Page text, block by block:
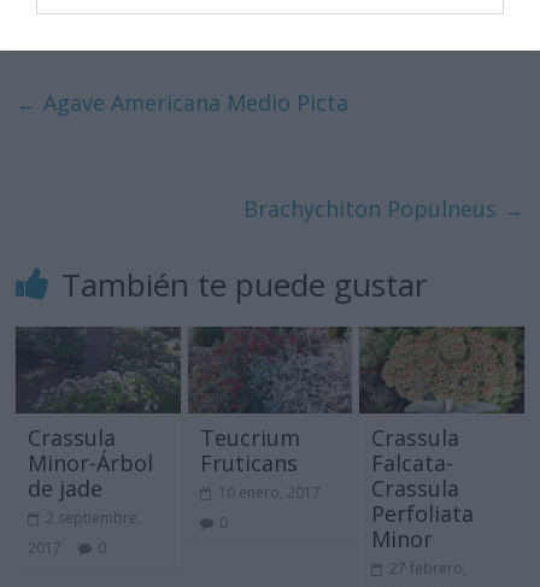
← Agave Americana Medio Picta
Brachychiton Populneus →
También te puede gustar
Crassula
Minor-Árbol
de jade
2 septiembre,
2017
0
Teucrium
Fruticans
10 enero, 2017
0
Crassula
Falcata-
Crassula
Perfoliata
Minor
27 febrero,